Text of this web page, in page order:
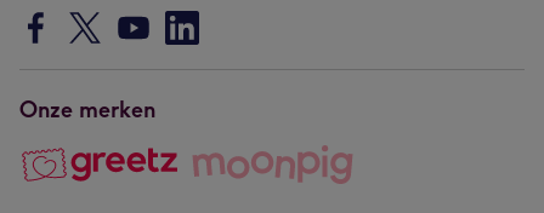
Onze merken